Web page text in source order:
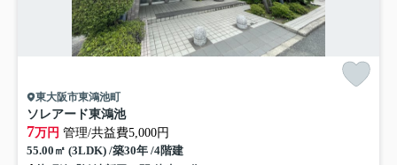
東大阪市東鴻池町
ソレアード東鴻池
7万円 管理/共益費5,000円
55.00㎡ (3LDK) /築30年 /4階建